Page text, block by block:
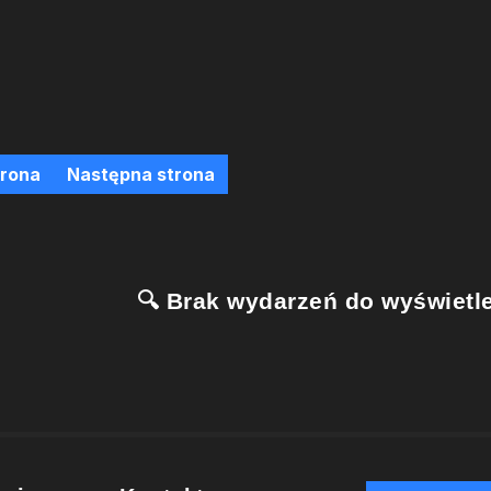
Następna strona
🔍 Brak wydarzeń do